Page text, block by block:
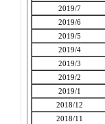
2019/7
2019/6
2019/5
2019/4
2019/3
2019/2
2019/1
2018/12
2018/11